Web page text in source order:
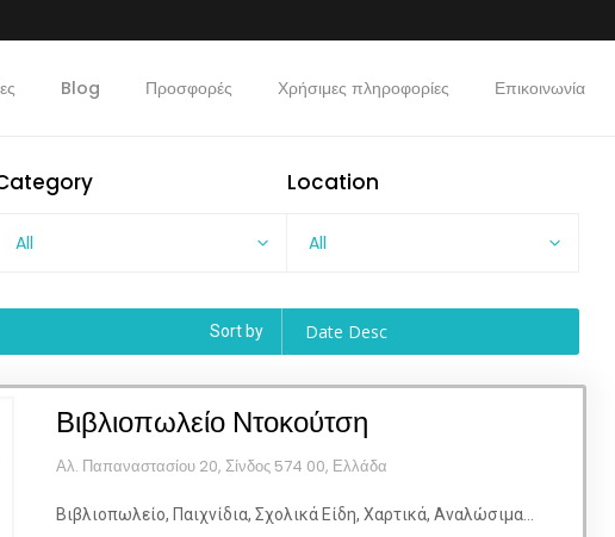
Blog Προσφορές Χρήσιμες πληροφορίες Επικοινωνία
All
Location
All
Sort by Date Desc
Βιβλιοπωλείο Ντοκούτση
Αλ. Παπαναστασίου 20, Σίνδος 574 00, Ελλάδα
Βιβλιοπωλείο, Παιχνίδια, Σχολικά Είδη, Χαρτικά, Αναλώσιμα...